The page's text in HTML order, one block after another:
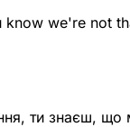
know we're not
ти знаєш, що